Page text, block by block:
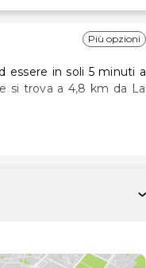
Più opzioni
essere in soli 5 minuti a
e TV al plasma. Le
Gli ospiti potranno